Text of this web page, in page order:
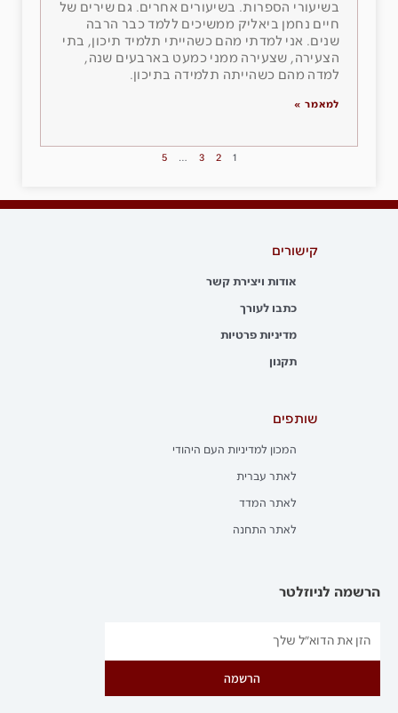
בשיעורי הספרות. בשיעורים אחרים. גם שירים של
חיים נחמן ביאליק ממשיכים ללמד כבר הרבה
שנים. אני למדתי מהם כשהייתי תלמיד תיכון, בתי
הצעירה, שצעירה ממני כמעט בארבעים שנה,
למדה מהם כשהייתה תלמידה בתיכון.
למאמר »
1
2
3
…
5
קישורים
אודות ויצירת קשר
כתבו לעורך
מדיניות פרטיות
תקנון
שותפים
המכון למדיניות העם היהודי
לאתר עברית
לאתר המדד
לאתר התחנה
הרשמה לניוזלטר
הרשמה